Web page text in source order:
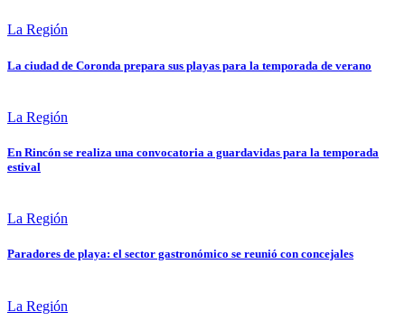
La Región
La ciudad de Coronda prepara sus playas para la temporada de verano
La Región
En Rincón se realiza una convocatoria a guardavidas para la temporada
estival
La Región
Paradores de playa: el sector gastronómico se reunió con concejales
La Región